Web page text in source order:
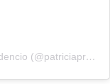
Una publicación compartida de Patricia Prudencio (@patriciaprudencio98)